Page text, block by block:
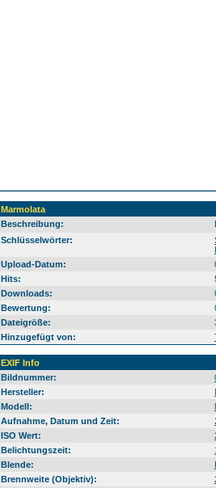
Marmolata
Beschreibung:
Schlüsselwörter:
Upload-Datum:
Hits:
Downloads:
Bewertung:
Dateigröße:
Hinzugefügt von:
EXIF Info
Bildnummer:
Hersteller:
Modell:
Aufnahme, Datum und Zeit:
ISO Wert:
Belichtungszeit:
Blende:
Brennweite (Objektiv):